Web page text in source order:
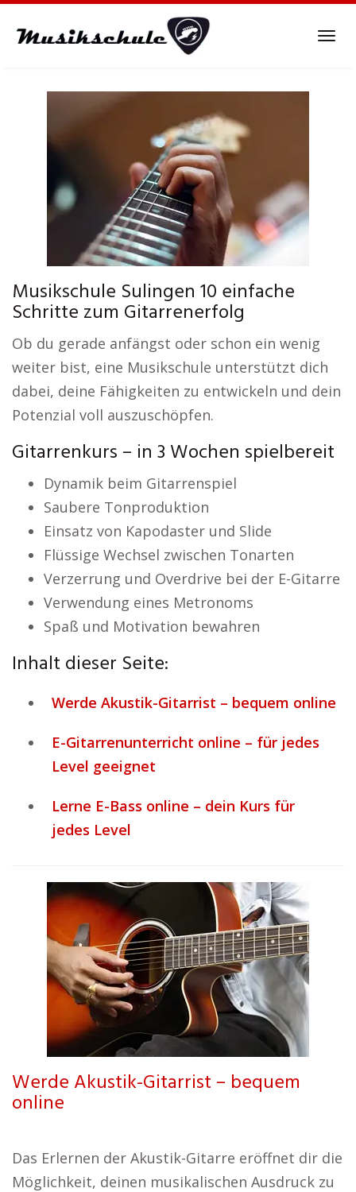
Musikschule Sulingen 10 einfache
Schritte zum Gitarrenerfolg
Ob du gerade anfängst oder schon ein wenig
weiter bist, eine Musikschule unterstützt dich
dabei, deine Fähigkeiten zu entwickeln und dein
Potenzial voll auszuschöpfen.
Gitarrenkurs – in 3 Wochen spielbereit
Dynamik beim Gitarrenspiel
Saubere Tonproduktion
Einsatz von Kapodaster und Slide
Flüssige Wechsel zwischen Tonarten
Verzerrung und Overdrive bei der E-Gitarre
Verwendung eines Metronoms
Spaß und Motivation bewahren
Inhalt dieser Seite:
Werde Akustik-Gitarrist – bequem online
E-Gitarrenunterricht online – für jedes
Level geeignet
Lerne E-Bass online – dein Kurs für
jedes Level
Werde Akustik-Gitarrist – bequem
online
Das Erlernen der Akustik-Gitarre eröffnet dir die
Möglichkeit, deinen musikalischen Ausdruck zu